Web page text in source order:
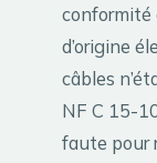
conformité
d’origine
câbles
NF C 15-
faute pour